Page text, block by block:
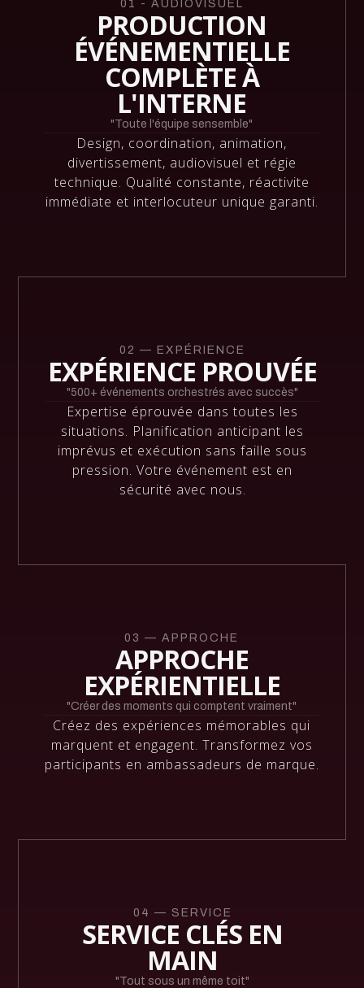
01 - AUDIOVISUEL
PRODUCTION
ÉVÉNEMENTIELLE
COMPLÈTE À
L'INTERNE
"Toute l'équipe sensemble"
Design, coordination, animation,
divertissement, audiovisuel et régie
technique. Qualité constante, réactivite
immédiate et interlocuteur unique garanti.
02 — EXPÉRIENCE
EXPÉRIENCE PROUVÉE
"500+ événements orchestrés avec succès"
Expertise éprouvée dans toutes les
situations. Planification anticipant les
imprévus et exécution sans faille sous
pression. Votre événement est en
sécurité avec nous.
03 — APPROCHE
APPROCHE
EXPÉRIENTIELLE
"Créer des moments qui comptent vraiment"
Créez des expériences mémorables qui
marquent et engagent. Transformez vos
participants en ambassadeurs de marque.
04 — SERVICE
SERVICE CLÉS EN
MAIN
"Tout sous un même toit"